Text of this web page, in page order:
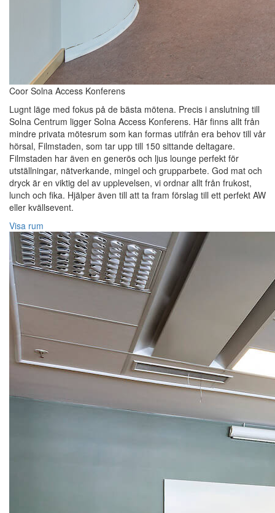
Coor Solna Access Konferens
Lugnt läge med fokus på de bästa mötena. Precis i anslutning till
Solna Centrum ligger Solna Access Konferens. Här finns allt från
mindre privata mötesrum som kan formas utifrån era behov till vår
hörsal, Filmstaden, som tar upp till 150 sittande deltagare.
Filmstaden har även en generös och ljus lounge perfekt för
utställningar, nätverkande, mingel och grupparbete. God mat och
dryck är en viktig del av upplevelsen, vi ordnar allt från frukost,
lunch och fika. Hjälper även till att ta fram förslag till ett perfekt AW
eller kvällsevent.
Visa rum